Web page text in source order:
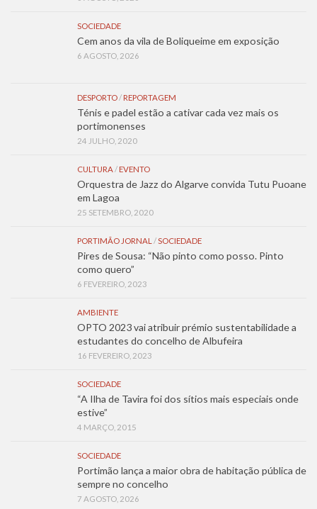
SOCIEDADE
Cem anos da vila de Boliqueime em exposição
6 AGOSTO, 2026
DESPORTO / REPORTAGEM
Ténis e padel estão a cativar cada vez mais os
portimonenses
24 JULHO, 2020
CULTURA / EVENTO
Orquestra de Jazz do Algarve convida Tutu Puoane
em Lagoa
25 SETEMBRO, 2020
PORTIMÃO JORNAL / SOCIEDADE
Pires de Sousa: “Não pinto como posso. Pinto
como quero”
6 FEVEREIRO, 2023
AMBIENTE
OPTO 2023 vai atribuir prémio sustentabilidade a
estudantes do concelho de Albufeira
16 FEVEREIRO, 2023
SOCIEDADE
“A Ilha de Tavira foi dos sítios mais especiais onde
estive”
4 MARÇO, 2015
SOCIEDADE
Portimão lança a maior obra de habitação pública de
sempre no concelho
7 AGOSTO, 2026